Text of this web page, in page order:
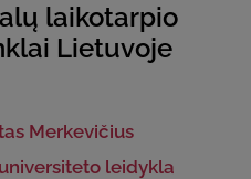
laikotarpio
Lietuvoje
Merkevičius
leidykla